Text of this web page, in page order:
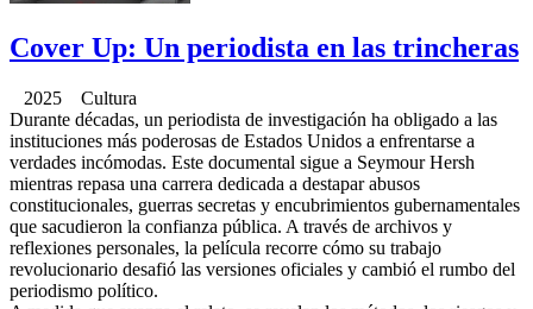
Cover Up: Un periodista en las trincheras
2025 Cultura
Durante décadas, un periodista de investigación ha obligado a las
instituciones más poderosas de Estados Unidos a enfrentarse a
verdades incómodas. Este documental sigue a Seymour Hersh
mientras repasa una carrera dedicada a destapar abusos
constitucionales, guerras secretas y encubrimientos gubernamentales
que sacudieron la confianza pública. A través de archivos y
reflexiones personales, la película recorre cómo su trabajo
revolucionario desafió las versiones oficiales y cambió el rumbo del
periodismo político.